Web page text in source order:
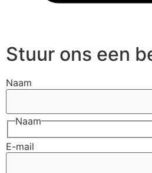
Stuur ons een
Naam
Naam
E-mail